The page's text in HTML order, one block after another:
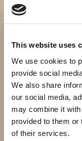
This website uses
We use cookies to
provide social
We also share
our social media,
may combine it
provided to them or
of their services.
Direktlänk:
Högerklicka och
Andra har